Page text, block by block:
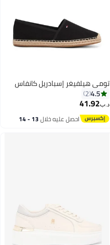
5
تومي هيلفيغر إسبادريل كانفاس
4.5
2
د.ب‏41.92
احصل عليه خلال 13 - 14